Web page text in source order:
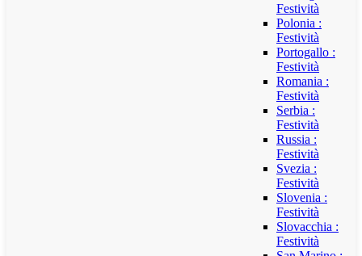
Festività
Polonia :
Festività
Portogallo :
Festività
Romania :
Festività
Serbia :
Festività
Russia :
Festività
Svezia :
Festività
Slovenia :
Festività
Slovacchia :
Festività